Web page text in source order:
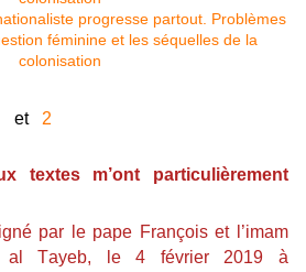
et 2
textes m’ont particulièrement
par le pape François et l’imam
al Tayeb, le 4 février 2019 à